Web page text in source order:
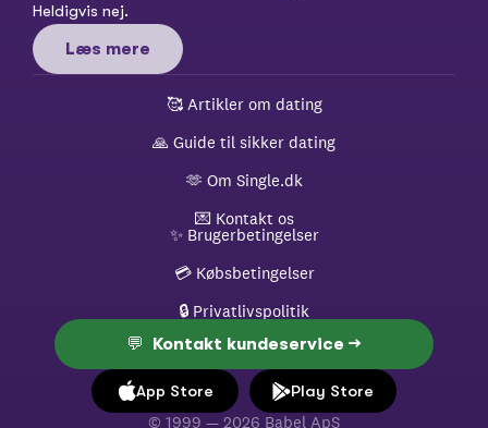
Heldigvis nej.
Læs mere
🥰 Artikler om dating
🙏 Guide til sikker dating
🫶 Om Single.dk
💌 Kontakt os
✨ Brugerbetingelser
💳 Købsbetingelser
🔒 Privatlivspolitik
💬  Kontakt kundeservice →
App Store Play Store
© 1999 — 2026 Babel ApS